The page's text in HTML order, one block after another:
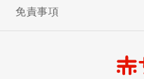
免責事項